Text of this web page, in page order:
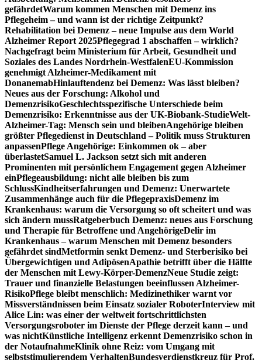
gefährdetWarum kommen Menschen mit Demenz ins
Pflegeheim – und wann ist der richtige Zeitpunkt?
Rehabilitation bei Demenz – neue Impulse aus dem World
Alzheimer Report 2025Pflegegrad 1 abschaffen – wirklich?
Nachgefragt beim Ministerium für Arbeit, Gesundheit und
Soziales des Landes Nordrhein-WestfalenEU-Kommission
genehmigt Alzheimer-Medikament mit
DonanemabHinlauftendenz bei Demenz: Was lässt bleiben?
Neues aus der Forschung: Alkohol und
DemenzrisikoGeschlechtsspezifische Unterschiede beim
Demenzrisiko: Erkenntnisse aus der UK-Biobank-StudieWelt-
Alzheimer-Tag: Mensch sein und bleibenAngehörige bleiben
größter Pflegedienst in Deutschland – Politik muss Strukturen
anpassenPflege Angehörige: Einkommen ok – aber
überlastetSamuel L. Jackson setzt sich mit anderen
Prominenten mit persönlichem Engagement gegen Alzheimer
einPflegeausbildung: nicht alle bleiben bis zum
SchlussKindheitserfahrungen und Demenz: Unerwartete
Zusammenhänge auch für die PflegepraxisDemenz im
Krankenhaus: warum die Versorgung so oft scheitert und was
sich ändern mussRatgeberbuch Demenz: neues aus Forschung
und Therapie für Betroffene und AngehörigeDelir im
Krankenhaus – warum Menschen mit Demenz besonders
gefährdet sindMetformin senkt Demenz- und Sterberisiko bei
Übergewichtigen und AdipösenApathie betrifft über die Hälfte
der Menschen mit Lewy-Körper-DemenzNeue Studie zeigt:
Trauer und finanzielle Belastungen beeinflussen Alzheimer-
RisikoPflege bleibt menschlich: Medizinethiker warnt vor
Missverständnissen beim Einsatz sozialer RoboterInterview mit
Alice Lin: was einer der weltweit fortschrittlichsten
Versorgungsroboter im Dienste der Pflege derzeit kann – und
was nichtKünstliche Intelligenz erkennt Demenzrisiko schon in
der NotaufnahmeKlinik ohne Reiz: vom Umgang mit
selbststimulierendem VerhaltenBundesverdienstkreuz für Prof.